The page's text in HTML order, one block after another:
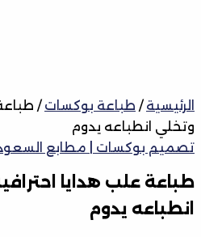
الرئيسية / طباعة بوكسات /
وتخلي انطباعه يدوم
تصميم بوكسات | مطابع
طباعة علب هدايا
انطباعه يدوم